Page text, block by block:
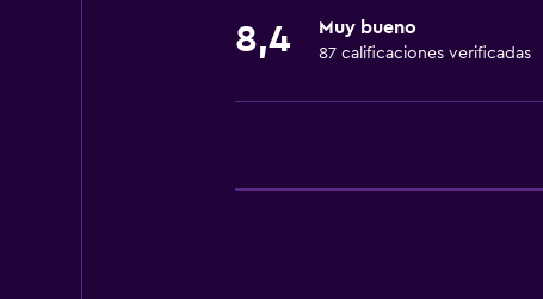
8,4 Muy bueno
87 calificaciones verificadas